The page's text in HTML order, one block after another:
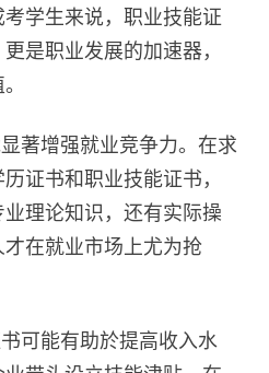
学生来说，职业技能证
是职业发展的加速器，
增强就业竞争力。在求
证书和职业技能证书，
理论知识，还有实际操
在就业市场上尤为抢
能有助於提高收入水